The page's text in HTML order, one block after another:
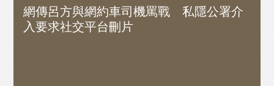
網傳呂方與網約車司機罵戰 私隱公署介
入要求社交平台刪片